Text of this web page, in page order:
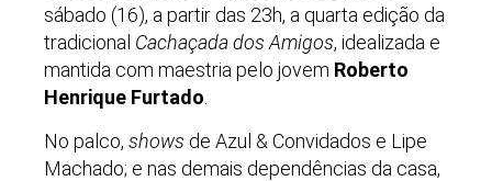
sábado (16), a partir das 23h, a quarta edição da
tradicional Cachaçada dos Amigos, idealizada e
mantida com maestria pelo jovem Roberto
Henrique Furtado
No palco, shows de Azul & Convidados e Lipe
Machado; e nas demais dependências da casa,